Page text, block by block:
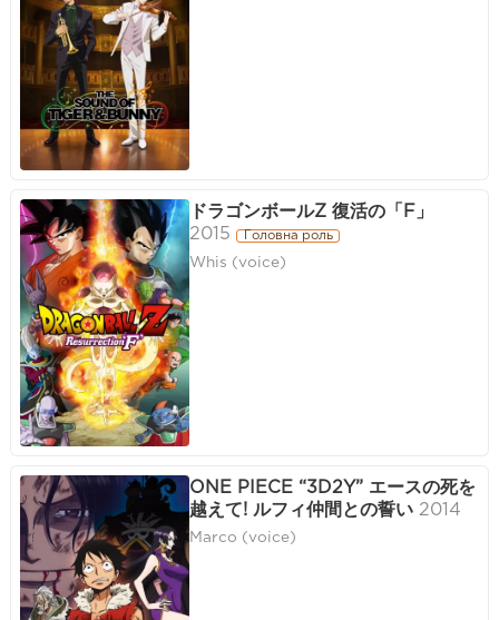
ドラゴンボールZ 復活の「F」
2015
Головна роль
Whis (voice)
ONE PIECE “3D2Y” エースの死を
越えて! ルフィ仲間との誓い 2014
Marco (voice)